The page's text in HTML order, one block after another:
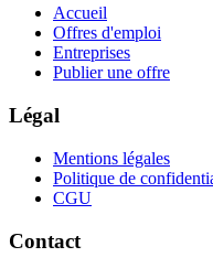
Accueil
Offres d'emploi
Entreprises
Publier une offre
Légal
Mentions légales
Politique de
CGU
Contact